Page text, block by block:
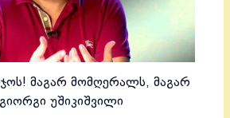
მაგარ მომღერალს, მაგარ
უშიკიშვილი